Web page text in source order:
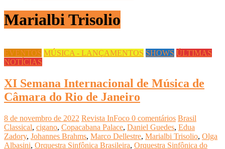
Marialbi Trisolio
EVENTOS MÚSICA - LANÇAMENTOS SHOWS ÚLTIMAS
NOTÍCIAS
XI Semana Internacional de Música de
Câmara do Rio de Janeiro
8 de novembro de 2022 Revista InFoco 0 comentários Brasil
Classical, cigano, Copacabana Palace, Daniel Guedes, Edua
Zadory, Johannes Brahms, Marco Dellestre, Marialbi Trisolio, Olga
Albasini, Orquestra Sinfônica Brasileira, Orquestra Sinfônica do